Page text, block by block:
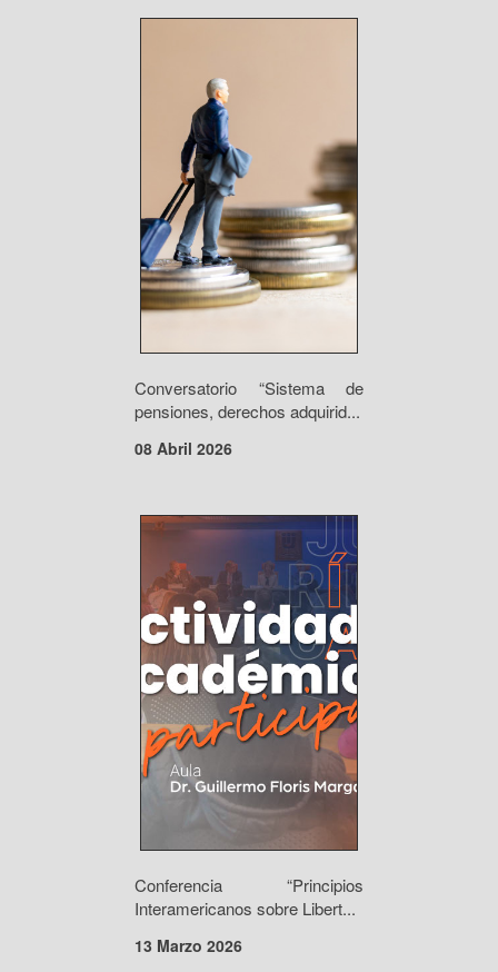
Conversatorio “Sistema de
pensiones, derechos adquirid...
08 Abril 2026
Conferencia “Principios
Interamericanos sobre Libert...
13 Marzo 2026